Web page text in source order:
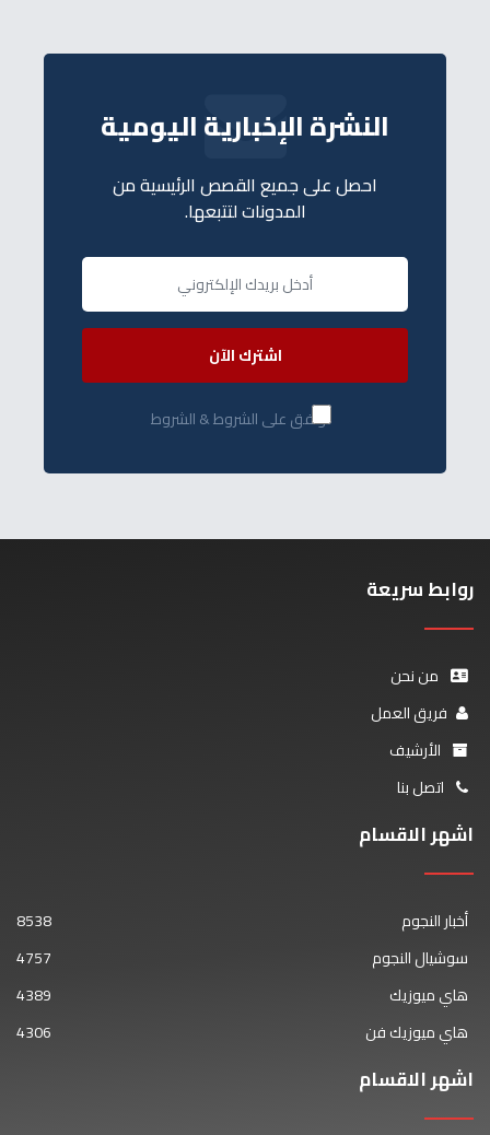
النشرة الإخبارية اليومية
احصل على جميع القصص الرئيسية من
المدونات لتتبعها.
اشترك الآن
أوافق على الشروط & الشروط
روابط سريعة
من نحن
فريق العمل
الأرشيف
اتصل بنا
اشهر الاقسام
أخبار النجوم
8538
سوشيال النجوم
4757
هاي ميوزيك
4389
هاي ميوزيك فن
4306
اشهر الاقسام